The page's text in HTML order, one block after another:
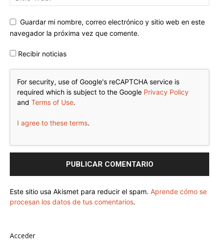
Guardar mi nombre, correo electrónico y sitio web en este
navegador la próxima vez que comente.
Recibir noticias
For security, use of Google's reCAPTCHA service is
required which is subject to the Google Privacy Policy
and Terms of Use.
I agree to these terms.
Este sitio usa Akismet para reducir el spam. Aprende cómo se
procesan los datos de tus comentarios.
Acceder